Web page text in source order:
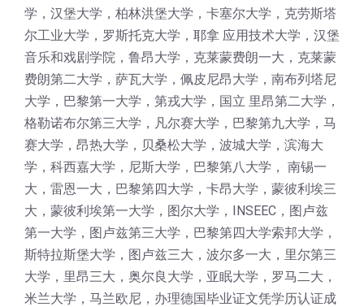
学，汉堡大学，柏林洪堡大学，卡塞尔大学，克劳斯塔
尔工业大学，罗斯托克大学，耶拿 应用技术大学，汉堡
音乐和戏剧学院，鲁昂大学，克莱蒙费朗一大，克莱蒙
费朗第二大学，萨瓦大学，佩皮尼昂大学，南布列塔尼
大学，巴黎第一大学，第戎大学，国立 里昂第二大学，
格勒诺布尔第三大学，凡尔赛大学，巴黎第九大学，马
赛大学，昂热大学，贝桑松大学，波城大学，滨海大
学，科西嘉大学，尼斯大学，巴黎第八大学， 南锡一
大，雷恩一大，巴黎第四大学，卡昂大学，蒙彼利埃三
大，蒙彼利埃第一大学，图尔大学，INSEEC，图卢兹
第一大学，图卢兹第三大学，巴黎第四大学索邦大学，
斯特拉斯堡大学，图卢兹三大，波尔多一大，里尔第三
大学，里昂三大，奥尔良大学，亚眠大学，罗马二大，
米兰大学，马兰欧尼，办理德国毕业证文凭学历认证成